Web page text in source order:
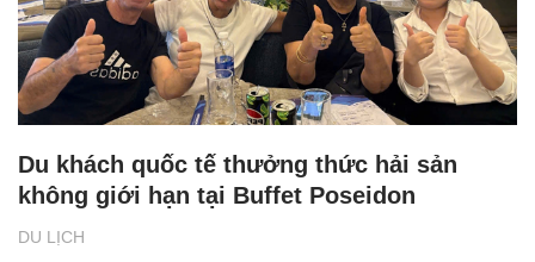
DU LỊCH
Du khách quốc tế thưởng thức hải sản
không giới hạn tại Buffet Poseidon